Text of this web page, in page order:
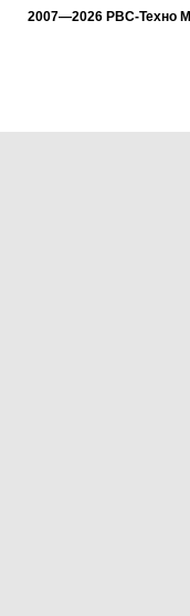
2007—2026 РВС-Техно М